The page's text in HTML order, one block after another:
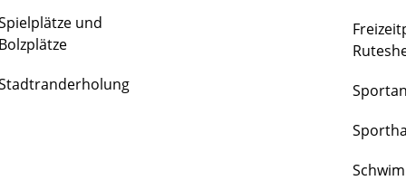
und
Bolzplätze